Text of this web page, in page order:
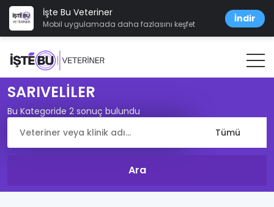
İşte Bu Veteriner
Mobil uygulamada daha fazlasını keşfet İndir
SARIVELİLER
Bu Kategoride 2 sonuç bulundu